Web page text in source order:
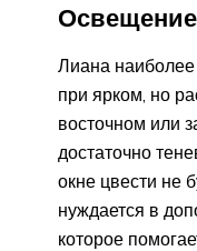
Освещение
Лиана наиболее
при ярком, но
восточном или
достаточно
окне цвести не
нуждается в
которое